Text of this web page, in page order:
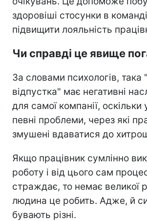
здоровіші стосунки в
підвищити лояльність
Чи справді це явище
За словами психологів, така
відпустка" має негативні
для самої компанії, оскільки
певні проблеми, через які
змушені вдаватися до
Якщо працівник сумлінно
роботу і від цього сам
страждає, то немає великої
людина це робить. Адже, й
бувають різні.